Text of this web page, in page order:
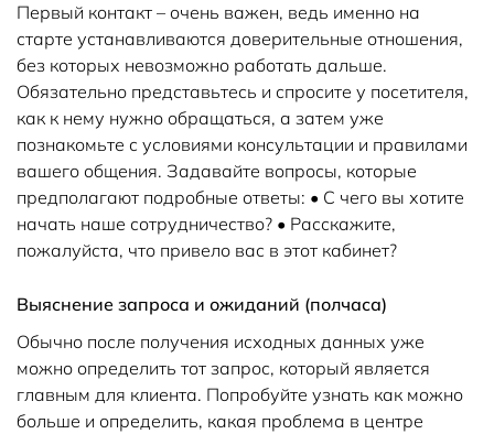
Первый контакт – очень важен, ведь именно на
старте устанавливаются доверительные отношения,
без которых невозможно работать дальше.
Обязательно представьтесь и спросите у посетителя,
как к нему нужно обращаться, а затем уже
познакомьте с условиями консультации и правилами
вашего общения. Задавайте вопросы, которые
предполагают подробные ответы: • С чего вы хотите
начать наше сотрудничество? • Расскажите,
пожалуйста, что привело вас в этот кабинет?
Выяснение запроса и ожиданий (полчаса)
Обычно после получения исходных данных уже
можно определить тот запрос, который является
главным для клиента. Попробуйте узнать как можно
больше и определить, какая проблема в центре